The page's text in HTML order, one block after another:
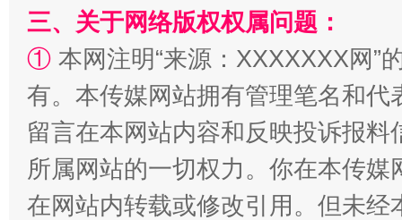
扯下公款旅游的“隐身衣” 如何以
三、关于网络版权权属问题：
① 本网注明“来源：XXXXXXX网”
有。本传媒网站拥有管理笔名和
留言在本网站内容和反映投诉报
所属网站的一切权力。你在本传
在网站内转载或修改引用。但未